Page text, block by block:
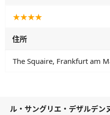
★★★★
住所
The Squaire, Frankfurt am
ル・サングリエ・デザルデン